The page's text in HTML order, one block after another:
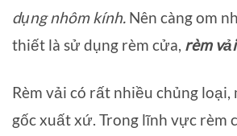
dụng nhôm kính. Nên càng om
thiết là sử dụng rèm cửa, rèm
Rèm vải có rất nhiều chủng loại,
gốc xuất xứ. Trong lĩnh vực rèm